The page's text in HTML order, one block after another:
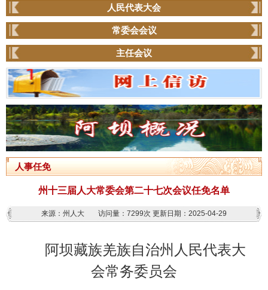
人民代表大会
常委会会议
主任会议
人事任免
州十三届人大常委会第二十七次会议任免名单
来源：州人大 访问量： 7299次 更新日期：2025-04-29
阿坝藏族羌族自治州人民代表大
会常务委员会